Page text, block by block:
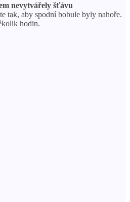
nevytvářely šťávu
tak, aby spodní bobule byly nahoře.
hodin.